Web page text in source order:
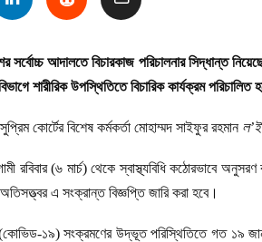
সর্বোচ্চ আদালতে বিচারকাজ পরিচালনার সিদ্ধান্ত
শারীরিক উপস্থিতিতে বিচারিক কার্যক্রম পরিচালিত
কোর্টের বিশেষ কর্মকর্তা মোহাম্মদ সাইফুর রহমান
রবিবার (৬ মার্চ) থেকে স্বাস্থ্যবিধি কঠোরভাবে
এ সংক্রান্ত বিজ্ঞপ্তি জারি করা হবে।
১৯) সংক্রমণের উদ্ভূত পরিস্থিতিতে গত ১৯